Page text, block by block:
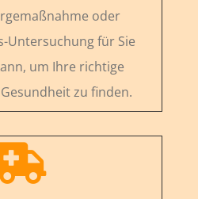
oder
Untersuchung für Sie
um Ihre richtige
zu finden.